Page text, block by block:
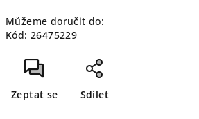
cena:
Můžeme doručit do:
Kód: 26475229
Zeptat se Sdílet